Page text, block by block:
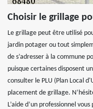
Choisir le grillage
Le grillage peut être utilisé
jardin potager ou tout
de s’adresser à la commune
puisque certaines disposent
consulter le PLU (Plan Local
placement de grillage.
L’aide d’un professionnel